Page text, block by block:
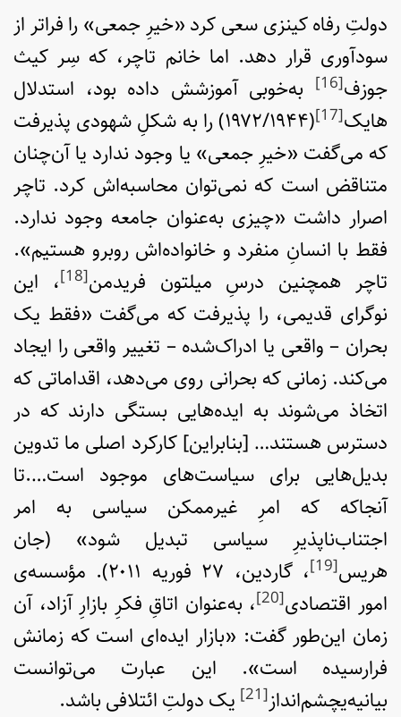
دولتِ رفاه کینزی سعی کرد «خیرِ جمعی» را فراتر از
سودآوری قرار دهد. اما خانم تاچر، که سِر کیث
جوزف[16]
به‌خوبی آموزشش داده بود، استدلال
هایک[17]
(۱۹۷۲/۱۹۴۴) را به شکلِ شهودی پذیرفت
که می‌گفت «خیرِ جمعی» یا وجود ندارد یا آن‌چنان
متناقض است که نمی‌توان محاسبه‌اش کرد. تاچر
اصرار داشت «چیزی به‌عنوان جامعه وجود ندارد.
فقط با انسانِ‌ منفرد و خانواده‌اش روبرو هستیم».
تاچر همچنین درسِ میلتون فریدمن[18]
، این
نوگرای قدیمی، را پذیرفت که می‌گفت «فقط یک
بحران – واقعی یا ادراک‌شده – تغییر واقعی را ایجاد
می‌کند. زمانی که بحرانی روی می‌دهد، اقداماتی که
اتخاذ می‌شوند به ایده‌هایی بستگی دارند که در
دسترس هستند… [بنابراین] کارکرد اصلی ما تدوین
بدیل‌هایی برای سیاست‌های موجود است….تا
آنجاکه که امرِ غیرممکن سیاسی به امر
اجتناب‌ناپذیرِ سیاسی تبدیل شود» (جان
هریس[19]
، گاردین، ۲۷ فوریه ۲۰۱۱). مؤسسه‌ی
امور اقتصادی[20]
، به‌عنوان اتاقِ فکرِ بازارِ آزاد، آن
زمان این‌طور گفت: «بازار ایده‌ای است که زمانش
فرارسیده است». این عبارت می‌توانست
بیانیه‌‎یچشم‌انداز
[21]
یک دولتِ ائتلافی باشد.